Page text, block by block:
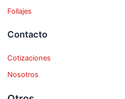
Follajes
Contacto
Cotizaciones
Nosotros